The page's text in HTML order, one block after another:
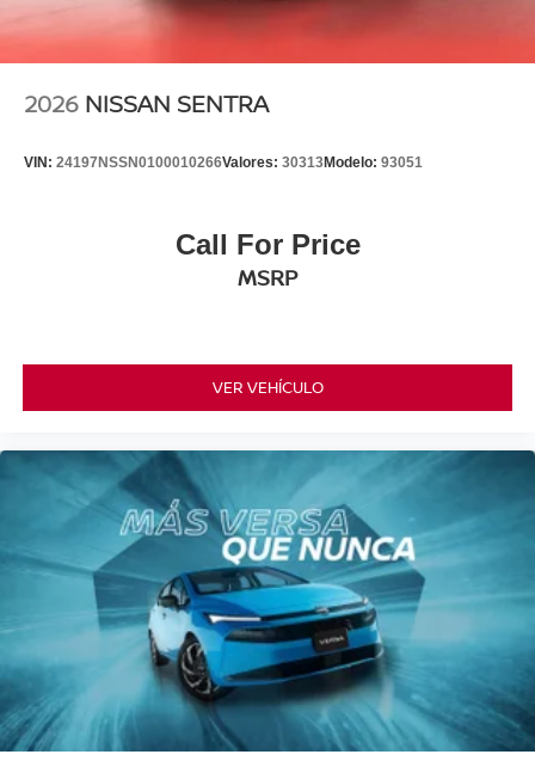
2026 NISSAN SENTRA
VIN: 24197NSSN0100010266Valores: 30313Modelo: 93051
Call For Price
MSRP
VER VEHÍCULO